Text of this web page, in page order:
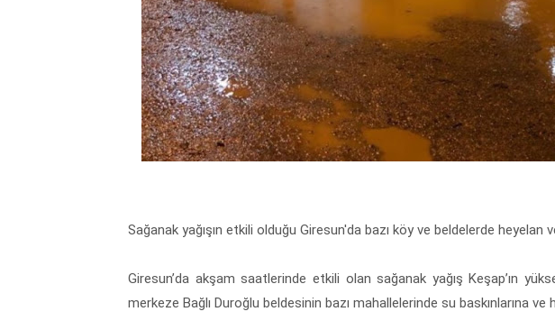
Sağanak yağışın etkili olduğu Giresun'da bazı köy ve beldelerde heyelan
Giresun’da akşam saatlerinde etkili olan sağanak yağış Keşap’ın
merkeze Bağlı Duroğlu beldesinin bazı mahallelerinde su baskınlarına ve